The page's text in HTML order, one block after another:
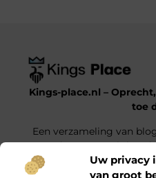
Uw privacy
van groot
Kings-place.nl –
toe
Een verzameling van
onderwerpen uit het